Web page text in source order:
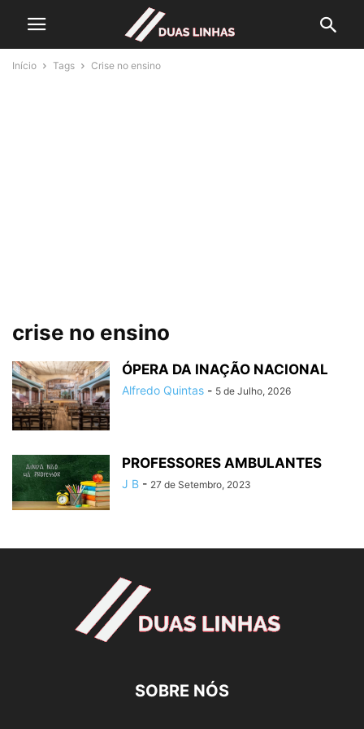
Início Tags Crise no ensino
crise no ensino
ÓPERA DA INAÇÃO NACIONAL
Alfredo Quintas - 5 de Julho, 2026
PROFESSORES AMBULANTES
J B - 27 de Setembro, 2023
SOBRE NÓS